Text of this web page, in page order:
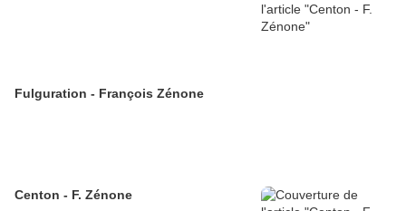
Fulguration - François Zénone
Centon - F. Zénone